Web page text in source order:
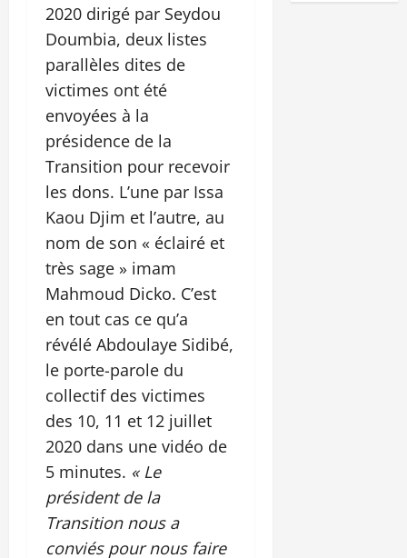
2020 dirigé par Seydou
Doumbia, deux listes
parallèles dites de
victimes ont été
envoyées à la
présidence de la
Transition pour recevoir
les dons. L’une par Issa
Kaou Djim et l’autre, au
nom de son « éclairé et
très sage » imam
Mahmoud Dicko. C’est
en tout cas ce qu’a
révélé Abdoulaye Sidibé,
le porte-parole du
collectif des victimes
des 10, 11 et 12 juillet
2020 dans une vidéo de
5 minutes. « Le
président de la
Transition nous a
conviés pour nous faire